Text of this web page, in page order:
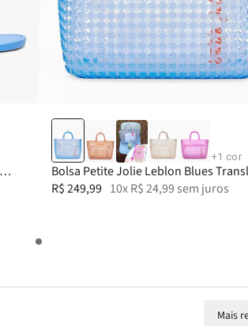
38 39-40
+1 cor
Bolsa Petite Jolie Leblon Blues
PJ11421
R$249,99 10xR$24,99 sem juros
Mais